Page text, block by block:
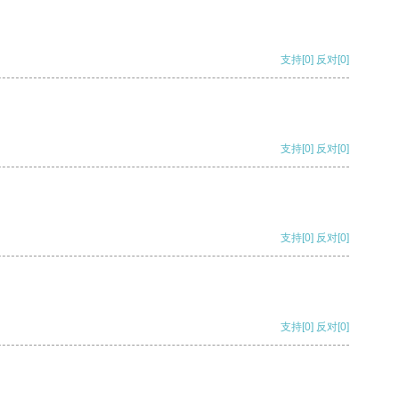
支持[0] 反对[0]
支持[0] 反对[0]
支持[0] 反对[0]
支持[0] 反对[0]